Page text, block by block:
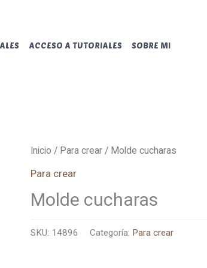
ACCESO A TUTORIALES
SOBRE MI
Inicio / Para crear/ Molde cucharas
Para crear
Molde cucharas
SKU: 14896 Categoría: Para crear